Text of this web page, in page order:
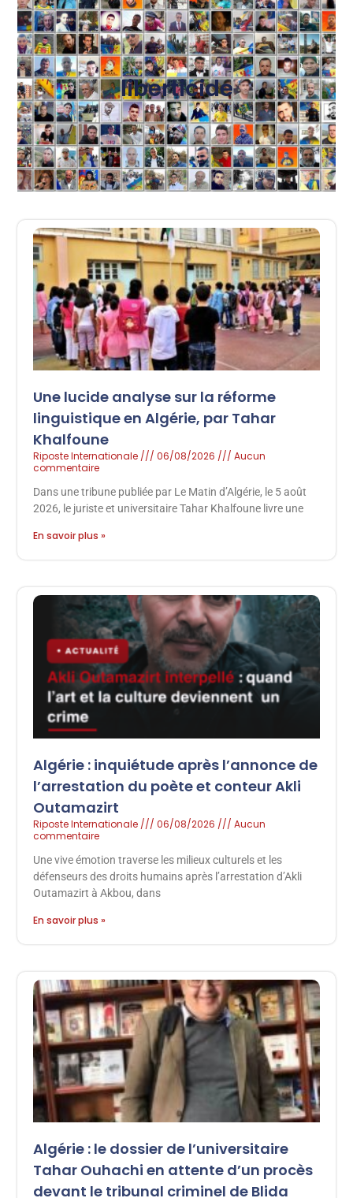
liberticide
Une lucide analyse sur la réforme
linguistique en Algérie, par Tahar
Khalfoune
Riposte Internationale 06/08/2026
Aucun
commentaire
Dans une tribune publiée par Le Matin d’Algérie, le 5 août
2026, le juriste et universitaire Tahar Khalfoune livre une
En savoir plus »
Algérie : inquiétude après l’annonce de
l’arrestation du poète et conteur Akli
Outamazirt
Riposte Internationale 06/08/2026
Aucun
commentaire
Une vive émotion traverse les milieux culturels et les
défenseurs des droits humains après l’arrestation d’Akli
Outamazirt à Akbou, dans
En savoir plus »
Algérie : le dossier de l’universitaire
Tahar Ouhachi en attente d’un procès
devant le tribunal criminel de Blida